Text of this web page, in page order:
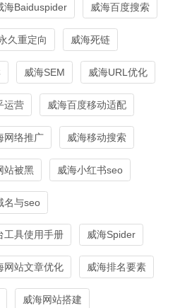
海Baiduspider 威海百度搜索
久重定向 威海死链
威海SEM 威海URL优化
运营 威海百度移动适配
网络推广 威海移动搜索
站被黑 威海小红书seo
名与seo
工具使用手册 威海Spider
网站文章优化 威海排名要素
威海网站搭建